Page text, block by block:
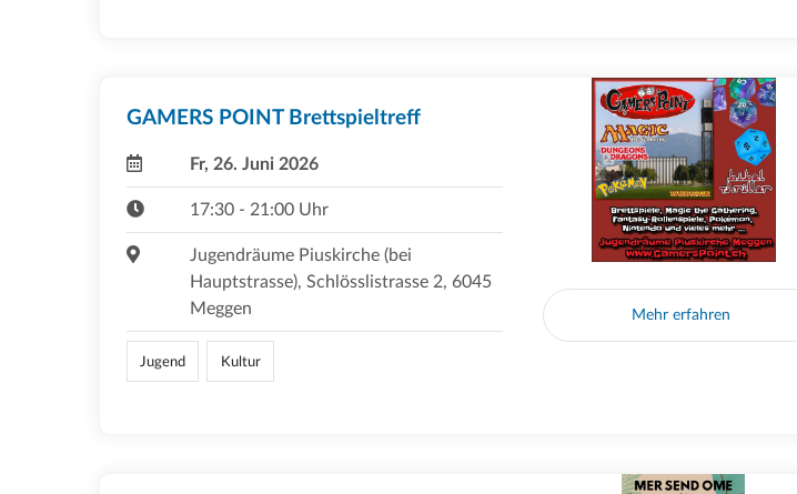
GAMERS POINT Brettspieltreff
Fr, 26. Juni 2026
17:30 - 21:00 Uhr
Jugendräume Piuskirche (bei
Hauptstrasse), Schlösslistrasse 2, 6045
Meggen
Jugend Kultur
Mehr erfahren